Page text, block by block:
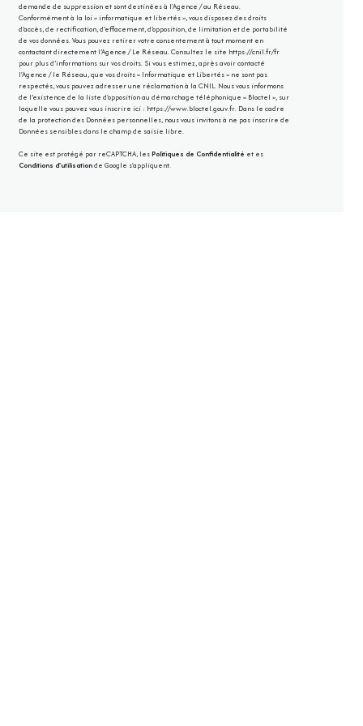
demande de suppression et sont destinées à l'Agence / au Réseau.
Conformément à la loi « informatique et libertés », vous disposez des droits
d’accès, de rectification, d’effacement, d’opposition, de limitation et de portabilité
de vos données. Vous pouvez retirer votre consentement à tout moment en
contactant directement l’Agence / Le Réseau. Consultez le site https://cnil.fr/fr
pour plus d’informations sur vos droits. Si vous estimez, après avoir contacté
l'Agence / le Réseau, que vos droits « Informatique et Libertés » ne sont pas
respectés, vous pouvez adresser une réclamation à la CNIL. Nous vous informons
de l’existence de la liste d'opposition au démarchage téléphonique « Bloctel », sur
laquelle vous pouvez vous inscrire ici : https://www.bloctel.gouv.fr. Dans le cadre
de la protection des Données personnelles, nous vous invitons à ne pas inscrire de
Données sensibles dans le champ de saisie libre.
Ce site est protégé par reCAPTCHA, lesPolitiques de Confidentialité et es
Conditions d'utilisationde Google s'appliquent.